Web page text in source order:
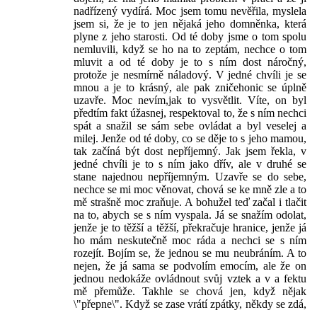
nadřízený vydírá. Moc jsem tomu nevěřila, myslela
jsem si, že je to jen nějaká jeho domněnka, která
plyne z jeho starosti. Od té doby jsme o tom spolu
nemluvili, když se ho na to zeptám, nechce o tom
mluvit a od té doby je to s ním dost náročný,
protože je nesmírně náladový. V jedné chvíli je se
mnou a je to krásný, ale pak zničehonic se úplně
uzavře. Moc nevím,jak to vysvětlit. Víte, on byl
předtím fakt úžasnej, respektoval to, že s ním nechci
spát a snažil se sám sebe ovládat a byl veselej a
milej. Jenže od té doby, co se děje to s jeho mamou,
tak začíná být dost nepříjemný. Jak jsem řekla, v
jedné chvíli je to s ním jako dřív, ale v druhé se
stane najednou nepříjemným. Uzavře se do sebe,
nechce se mi moc věnovat, chová se ke mně zle a to
mě strašně moc zraňuje. A bohužel teď začal i tlačit
na to, abych se s ním vyspala. Já se snažím odolat,
jenže je to těžší a těžší, překračuje hranice, jenže já
ho mám neskutečně moc ráda a nechci se s ním
rozejít. Bojím se, že jednou se mu neubráním. A to
nejen, že já sama se podvolím emocím, ale že on
jednou nedokáže ovládnout svůj vztek a v a fektu
mě přemůže. Takhle se chová jen, když nějak
\"přepne\". Když se zase vrátí zpátky, někdy se zdá,